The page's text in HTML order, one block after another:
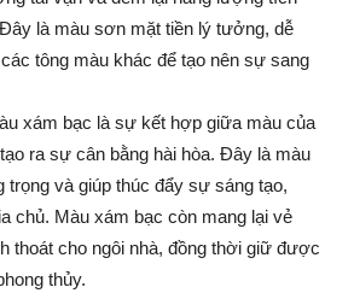
là màu sơn mặt tiền lý tưởng, dễ
tông màu khác để tạo nên sự sang
xám bạc là sự kết hợp giữa màu của
ra sự cân bằng hài hòa. Đây là màu
trọng và giúp thúc đẩy sự sáng tạo,
chủ. Màu xám bạc còn mang lại vẻ
thoát cho ngôi nhà, đồng thời giữ được
thủy.